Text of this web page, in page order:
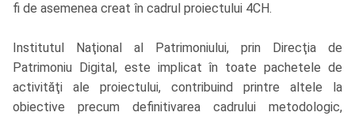
fi de asemenea creat în cadrul proiectului 4CH.
Institutul Naţional al Patrimoniului, prin Direcţia de
Patrimoniu Digital, este implicat în toate pachetele de
activităţi ale proiectului, contribuind printre altele la
obiective precum definitivarea cadrului metodologic,